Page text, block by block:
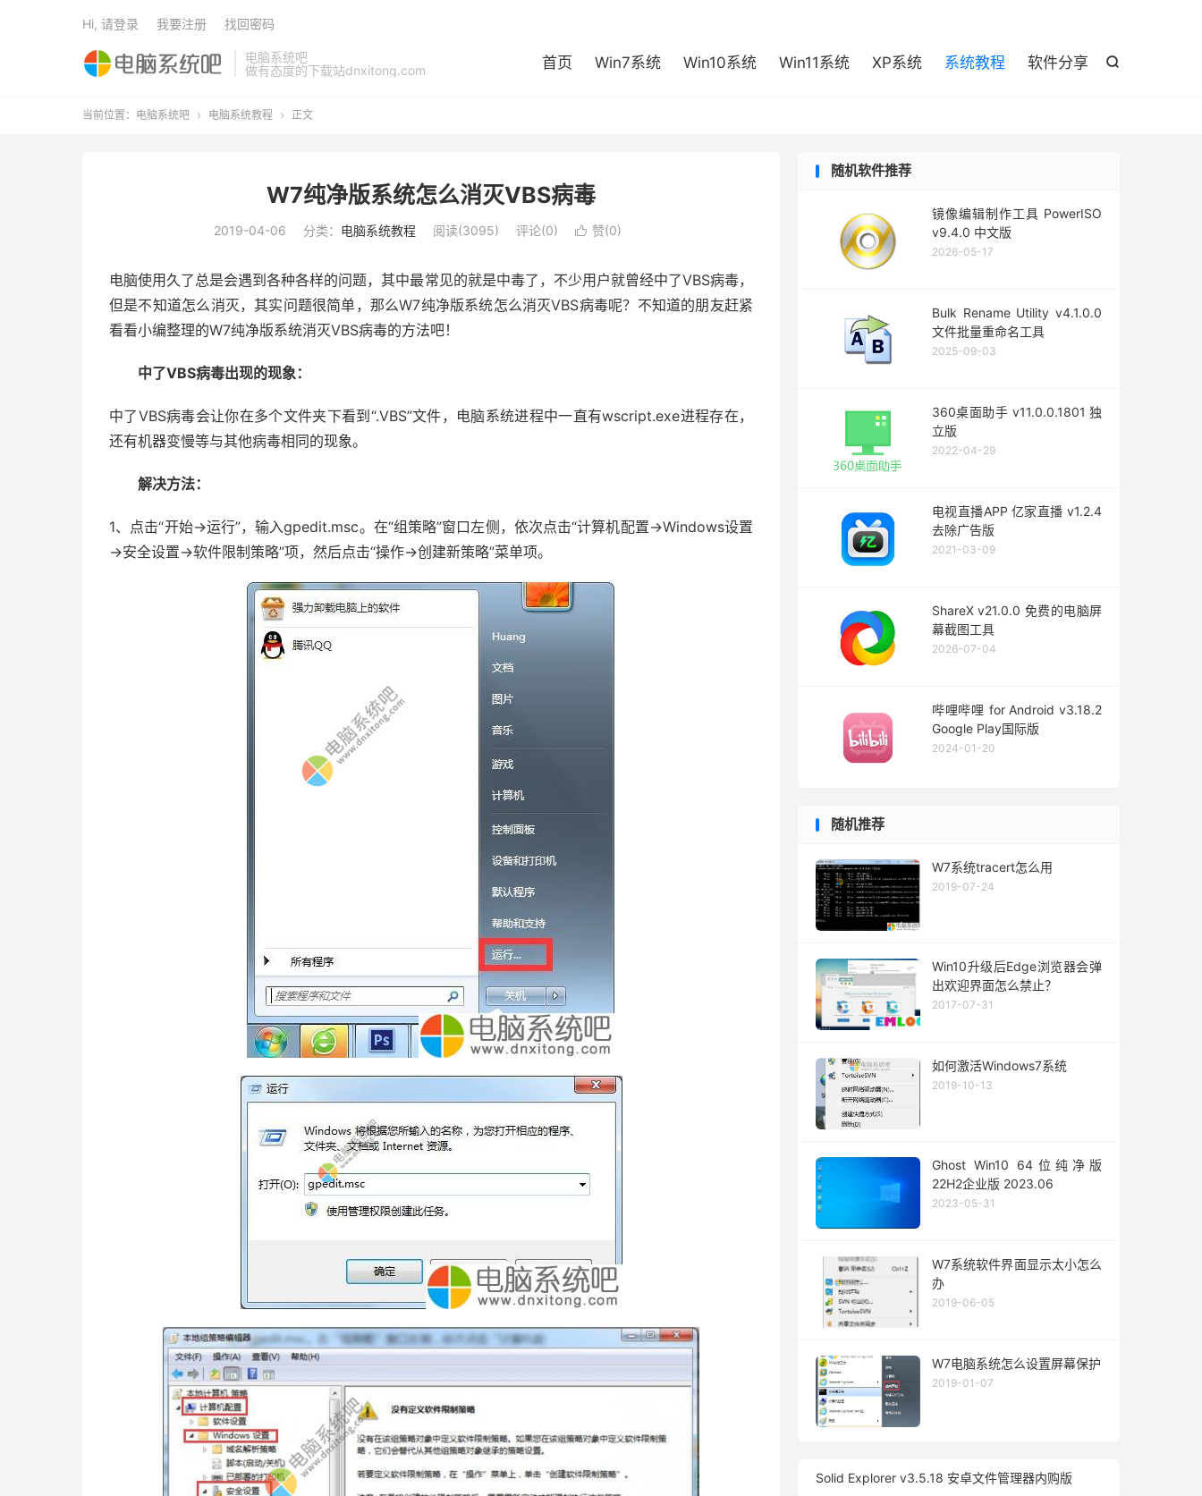
电脑系统吧
做有态度的下载站dnxitong.com

首页 Win7系统 Win10系统 Win11系统 XP系统 系统教程 软件分享
Hi, 请登录 我要注册 找回密码
当前位置： 电脑系统吧  电脑系统教程  正文
W7纯净版系统怎么消灭VBS病毒
2019-04-06 分类： 电脑系统教程 阅读(3095) 评论(0)  赞(0)
电脑使用久了总是会遇到各种各样的问题，其中最常见的就是中毒了，不少用户就曾经中了VBS病毒，
但是不知道怎么消灭，其实问题很简单，那么W7纯净版系统怎么消灭VBS病毒呢？不知道的朋友赶紧
看看小编整理的W7纯净版系统消灭VBS病毒的方法吧！
中了VBS病毒出现的现象：
中了VBS病毒会让你在多个文件夹下看到“.VBS”文件，电脑系统进程中一直有wscript.exe进程存在，
还有机器变慢等与其他病毒相同的现象。
解决方法：
1、点击“开始→运行”，输入gpedit.msc。在“组策略”窗口左侧，依次点击“计算机配置→Windows设置
→安全设置→软件限制策略”项，然后点击“操作→创建新策略”菜单项。
随机软件推荐
镜像编辑制作工具 PowerISO
v9.4.0 中文版
2026-05-17
Bulk Rename Utility v4.1.0.0
文件批量重命名工具
2025-09-03
360桌面助手 v11.0.0.1801 独
立版
2022-04-29
电视直播APP 亿家直播 v1.2.4
去除广告版
2021-03-09
ShareX v21.0.0 免费的电脑屏
幕截图工具
2026-07-04
哔哩哔哩 for Android v3.18.2
Google Play国际版
2024-01-20
随机推荐
W7系统tracert怎么用
2019-07-24
Win10升级后Edge浏览器会弹
出欢迎界面怎么禁止？
2017-07-31
如何激活Windows7系统
2019-10-13
Ghost Win10 64位纯净版
22H2企业版 2023.06
2023-05-31
W7系统软件界面显示太小怎么
办
2019-06-05
W7电脑系统怎么设置屏幕保护
2019-01-07
Solid Explorer v3.5.18 安卓文件管理器内购版